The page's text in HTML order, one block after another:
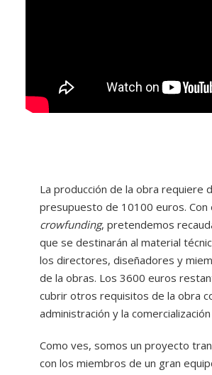
La producción de la obra requiere
presupuesto de 10100 euros. Con
crowfunding, pretendemos
que se destinarán al material
los directores, diseñadores y
de la obras. Los 3600 euros
cubrir otros requisitos de la obra
administración y la
Como ves, somos un proyecto
con los miembros de un gran